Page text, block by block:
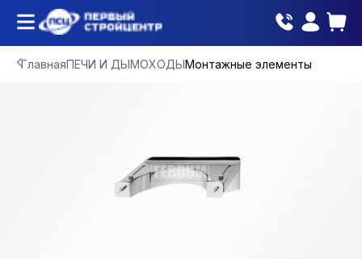
ГлавнаяПЕЧИ И ДЫМОХОДЫМонтажные элементы